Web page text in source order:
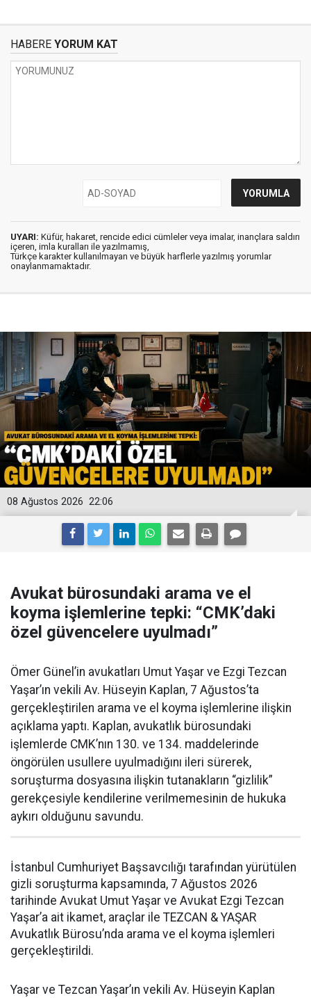
HABERE YORUM KAT
UYARI: Küfür, hakaret, rencide edici cümleler veya imalar, inançlara saldırı
içeren, imla kuralları ile yazılmamış,
Türkçe karakter kullanılmayan ve büyük harflerle yazılmış yorumlar
onaylanmamaktadır.
22:06
08 Ağustos 2026
Avukat bürosundaki arama ve el
koyma işlemlerine tepki: “CMK’daki
özel güvencelere uyulmadı”
Ömer Günel’in avukatları Umut Yaşar ve Ezgi Tezcan
Yaşar’ın vekili Av. Hüseyin Kaplan, 7 Ağustos’ta
gerçekleştirilen arama ve el koyma işlemlerine ilişkin
açıklama yaptı. Kaplan, avukatlık bürosundaki
işlemlerde CMK’nın 130. ve 134. maddelerinde
öngörülen usullere uyulmadığını ileri sürerek,
soruşturma dosyasına ilişkin tutanakların “gizlilik”
gerekçesiyle kendilerine verilmemesinin de hukuka
aykırı olduğunu savundu.
İstanbul Cumhuriyet Başsavcılığı tarafından yürütülen
gizli soruşturma kapsamında, 7 Ağustos 2026
tarihinde Avukat Umut Yaşar ve Avukat Ezgi Tezcan
Yaşar’a ait ikamet, araçlar ile TEZCAN & YAŞAR
Avukatlık Bürosu’nda arama ve el koyma işlemleri
gerçekleştirildi.
Yaşar ve Tezcan Yaşar’ın vekili Av. Hüseyin Kaplan